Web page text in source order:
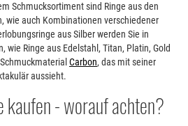
Schmucksortiment sind Ringe aus den
wie auch Kombinationen verschiedener
aus Silber werden Sie in
wie Ringe aus Edelstahl, Titan, Platin, Gold
Carbon, das mit seiner
aussieht.
kaufen - worauf achten